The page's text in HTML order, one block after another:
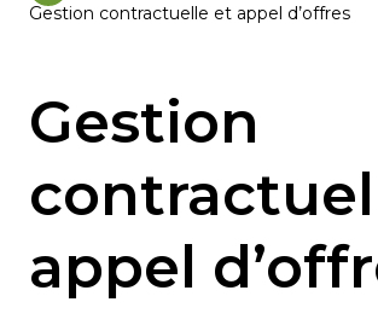
Gestion contractuelle et appel d’offres
Gestion
appel